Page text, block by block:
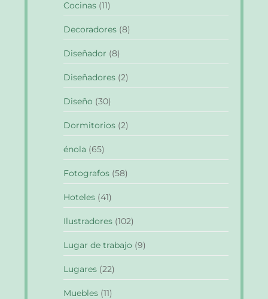
Cocinas (11)
Decoradores (8)
Diseñador (8)
Diseñadores (2)
Diseño (30)
Dormitorios (2)
énola (65)
Fotografos (58)
Hoteles (41)
Ilustradores (102)
Lugar de trabajo (9)
Lugares (22)
Muebles (11)